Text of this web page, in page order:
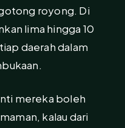
royong. Di
lima hingga 10
daerah dalam
mereka boleh
kalau dari